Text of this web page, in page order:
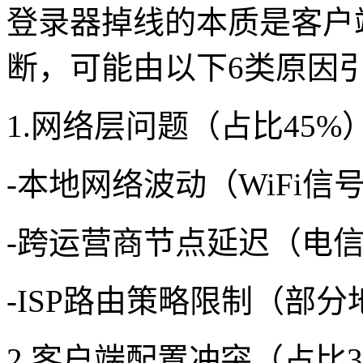
登录器掉线的本质是客
断，可能由以下6类原因
1.网络层问题（占比45%
-本地网络波动（WiFi信
-跨运营商节点延迟（电
-ISP路由策略限制（部